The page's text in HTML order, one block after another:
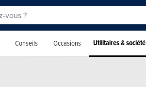
Conseils Occasions Utilitaires & société